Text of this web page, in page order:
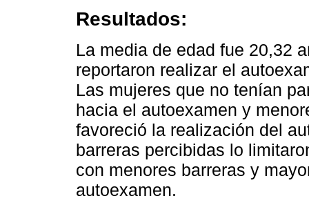
Resultados:
La media de edad fue 20,32
reportaron realizar el
Las mujeres que no tenían
hacia el autoexamen y
favoreció la realización del
barreras percibidas lo
con menores barreras y
autoexamen.